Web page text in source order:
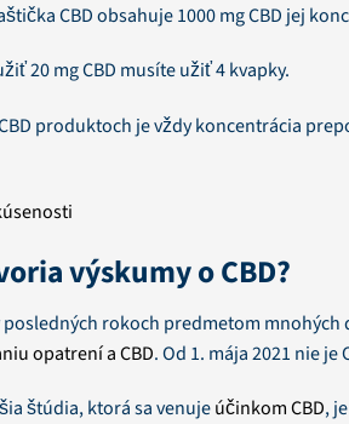
CBD obsahuje 1000 mg CBD jej
20 mg CBD musíte užiť 4 kvapky.
produktoch je vždy koncentrácia
výskumy o CBD?
posledných rokoch predmetom
opatrení a CBD. Od 1. mája 2021 nie
štúdia, ktorá sa venujeúčinkom CBD,